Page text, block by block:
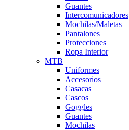
Guantes
Intercomunicadores
Mochilas/Maletas
Pantalones
Protecciones
Ropa Interior
MTB
Uniformes
Accesorios
Casacas
Cascos
Goggles
Guantes
Mochilas